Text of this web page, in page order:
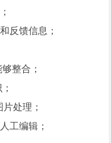
反馈信息；
整合；
处理；
工编辑；